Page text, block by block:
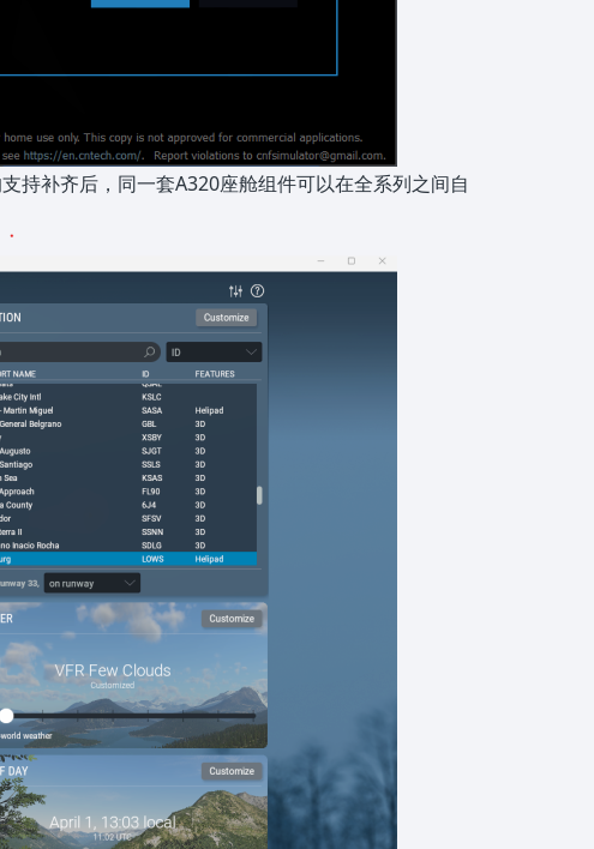
持补齐后，同一套A320座舱组件可以在全系列之间自